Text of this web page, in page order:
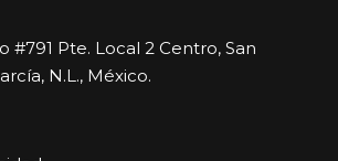
#791 Pte. Local 2 Centro, San
N.L., México.